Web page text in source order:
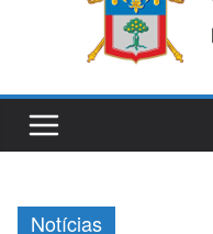
Notícias